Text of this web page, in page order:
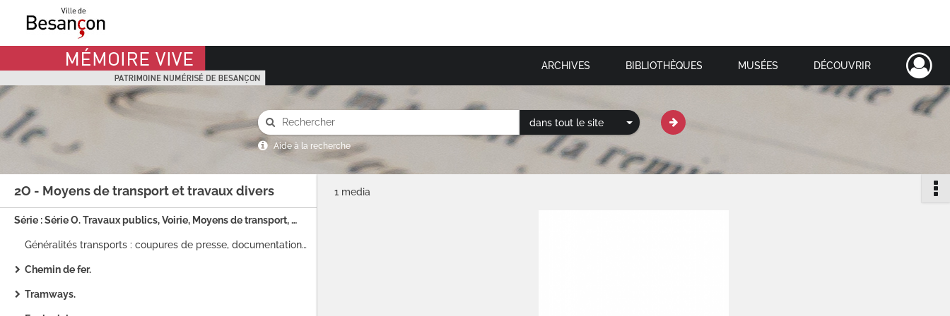
Mémoire Vive patrimoine numérisé de Besançon ARCHIVES BIBLIOTHÈQUES MUSÉES DÉCOUVRIR
dans tout le site
Aide à la recherche
2O - Moyens de transport et travaux divers
Série : Série O. Travaux publics, Voirie, Moyens de transport, Régime des eaux. Sous_titre : 2O - Moyens de transport et travaux divers
Généralités transports : coupures de presse, documentation (1926-1937).
Chemin de fer.
Tramways.
1 media